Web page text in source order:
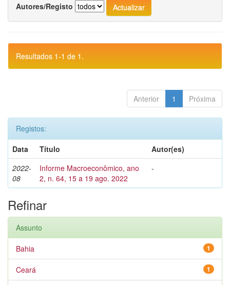
Autores/Registo
Resultados 1-1 de 1.
Anterior 1 Próxima
Registos:
Data
Título
Autor(es)
2022-
08
Informe Macroeconômico, ano
2, n. 64, 15 a 19 ago. 2022
-
Refinar
Assunto
1
Bahia
1
Ceará